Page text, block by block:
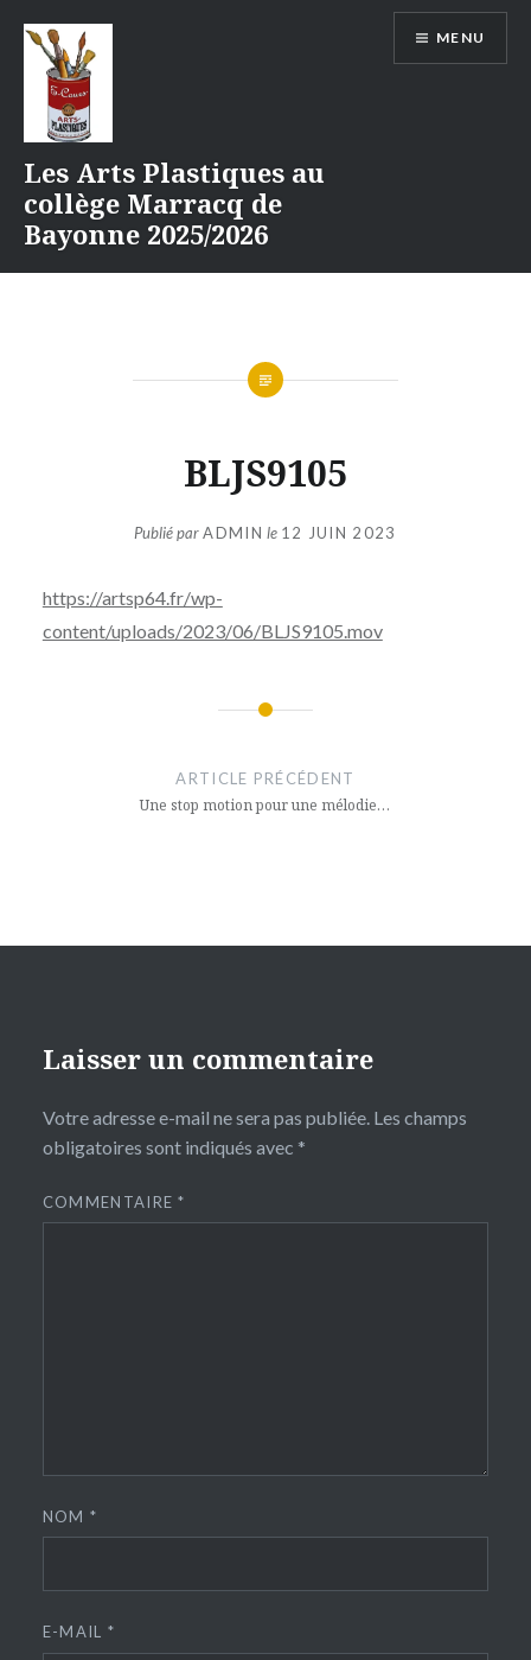
contenu
Les Arts Plastiques au
collège Marracq de
Bayonne 2025/2026
MENU
BLJS9105
Publié parADMIN le 12 JUIN 2023
https://artsp64.fr/wp-
content/uploads/2023/06/BLJS9105.mov
ARTICLE PRÉCÉDENT
Une stop motion pour une mélodie…
Laisser un commentaire
Votre adresse e-mail ne sera pas publiée. Les champs
obligatoires sont indiqués avec *
COMMENTAIRE*
NOM*
E-MAIL *